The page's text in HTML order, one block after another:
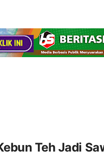
Teh Jadi